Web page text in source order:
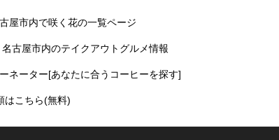
屋市内で咲く花の一覧ページ
名古屋市内のテイクアウトグルメ情報
ネーター[あなたに合うコーヒーを探す]
はこちら(無料)